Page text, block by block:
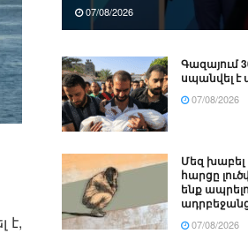
է,
07/08/2026
Գազայում
սպանվել
07/08/2026
Մեզ
հարցը
ենք
07/08/2026